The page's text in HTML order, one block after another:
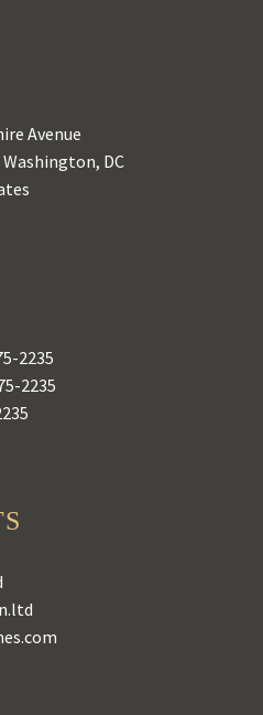
Avenue
DC
2235
2235